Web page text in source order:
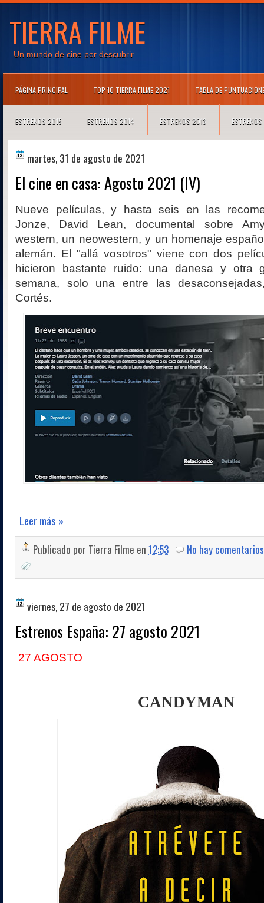
TIERRA FILME
Un mundo de cine por descubrir
PÁGINA PRINCIPAL TOP 10 TIERRA FILME 2021 TABLA DE
ESTRENOS 2015 ESTRENOS 2014 ESTRENOS 2013
martes, 31 de agosto de 2021
El cine en casa: Agosto 2021 (IV)
Nueve películas, y hasta seis en las
Jonze, David Lean, documental sobre
western, un neowestern, y un homenaje
alemán. El "allá vosotros" viene con dos
hicieron bastante ruido: una danesa y otra
semana, solo una entre las
Cortés.
Leer más »
Publicado por Tierra Filme en 12:53 No hay
viernes, 27 de agosto de 2021
Estrenos España: 27 agosto 2021
27 AGOSTO
CANDYMAN